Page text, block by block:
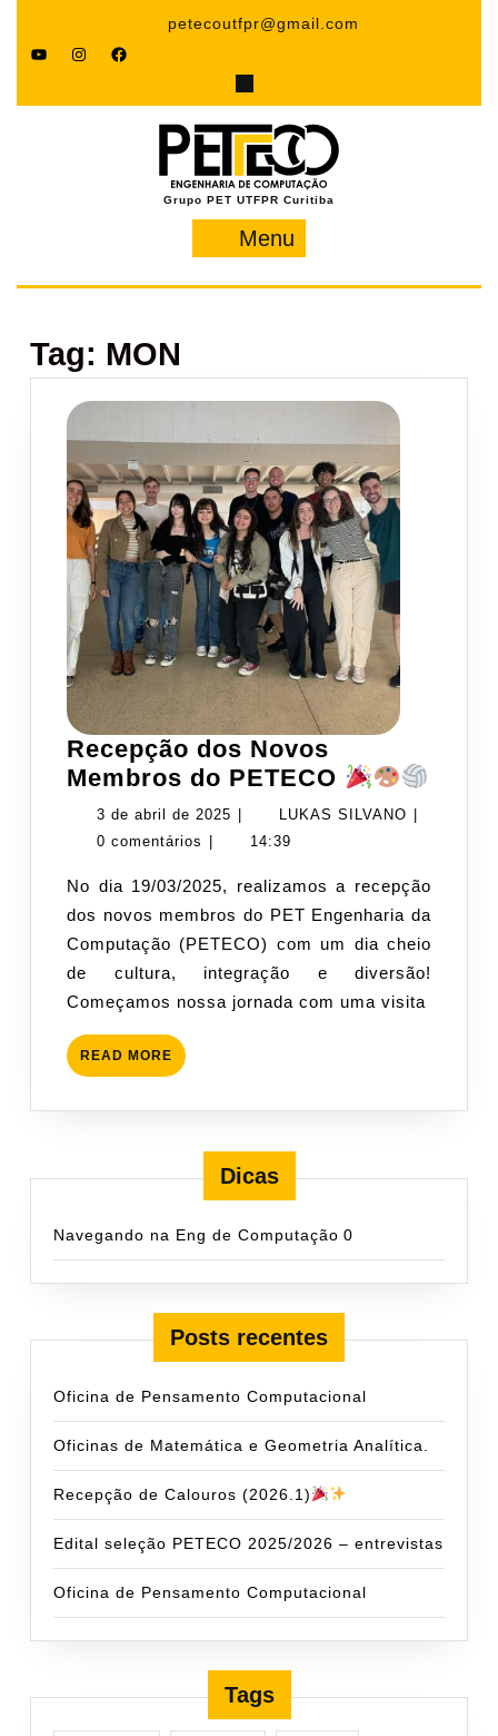
petecoutfpr@gmail.com
YouTubeInstagramFacebook
Grupo PET UTFPR Curitiba
Menu
Tag: MON
Recepção dos Novos
Membros do PETECO
do
3 de abril de 2025 3
de
de
2025
LUKAS SILVANO LUKAS
0 comentários
14:39
No dia 19/03/2025, realizamos a recepção
dos novos membros do PET Engenharia da
Computação (PETECO) com um dia cheio
de cultura, integração e diversão!
Começamos nossa jornada com uma visita
READ MORE READ
MORE
Dicas
Navegando na Eng de Computação 0
Posts recentes
Oficina de Pensamento Computacional
Oficinas de Matemática e Geometria Analítica.
Recepção de Calouros (2026.1)
Edital seleção PETECO 2025/2026 – entrevistas
Oficina de Pensamento Computacional
Tags